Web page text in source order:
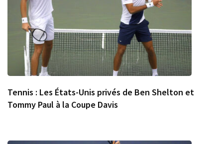
Tennis : Les États-Unis privés de Ben Shelton et
Tommy Paul à la Coupe Davis